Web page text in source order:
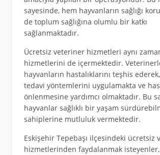
sayesinde, hem hayvanların sağlığı
de toplum sağlığına olumlu bir katkı
sağlanmaktadır.
Ücretsiz veteriner hizmetleri aynı
hizmetlerini de içermektedir.
hayvanların hastalıklarını teşhis
tedavi yöntemlerini uygulamakta ve
önlenmesine yardımcı olmaktadır. Bu
hayvanlar sağlıklı bir yaşam
sahiplerine mutluluk vermektedir.
Eskişehir Tepebaşı ilçesindeki ücretsiz
hizmetlerinden faydalanmak